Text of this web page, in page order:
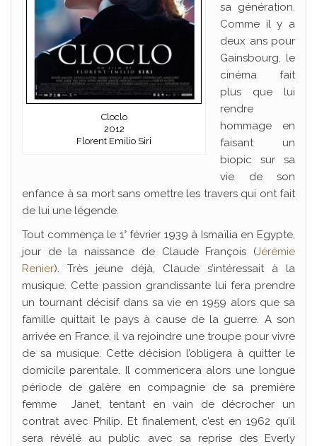
Cloclo
2012
Florent Emilio Siri
sa génération.
Comme il y a
deux ans pour
Gainsbourg, le
cinéma fait
plus que lui
rendre
hommage en
faisant un
biopic sur sa
vie de son
enfance à sa mort sans omettre les travers qui ont fait
de lui une légende.
Tout commença le 1° février 1939 à Ismaïlia en Egypte,
jour de la naissance de Claude François (Jérémie
Renier). Très jeune déjà, Claude s’intéressait à la
musique. Cette passion grandissante lui fera prendre
un tournant décisif dans sa vie en 1959 alors que sa
famille quittait le pays à cause de la guerre. A son
arrivée en France, il va rejoindre une troupe pour vivre
de sa musique. Cette décision l’obligera à quitter le
domicile parentale. Il commencera alors une longue
période de galère en compagnie de sa première
femme Janet, tentant en vain de décrocher un
contrat avec Philip. Et finalement, c’est en 1962 qu’il
sera révélé au public avec sa reprise des Everly